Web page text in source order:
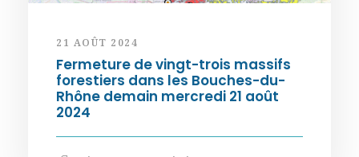
21 AOÛT 2024
Fermeture de vingt-trois massifs
forestiers dans les Bouches-du-
Rhône demain mercredi 21 août
2024